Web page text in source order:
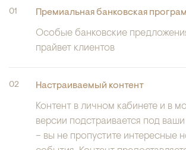
Премиальная банковская
Особые банковские
прайвет клиентов
Настраиваемый контент
Контент в личном кабинете и в
версии подстраивается под
– вы не пропустите интересные